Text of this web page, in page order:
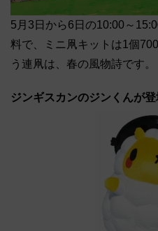
5月3日から6日の10:00～
料で、ミニ凧キットは1個
う連凧は、春の風物詩です。
ジンギスカンのジンくんが登